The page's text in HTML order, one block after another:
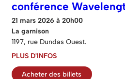
conférence
21 mars 2026 à 20h00
La garnison
1197, rue Dundas Ouest.
PLUS D'INFOS
Acheter des billets